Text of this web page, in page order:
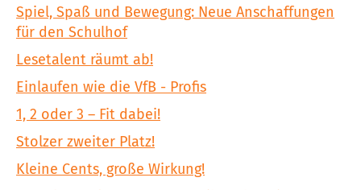
Spiel, Spaß und Bewegung: Neue Anschaffungen
für den Schulhof
Lesetalent räumt ab!
Einlaufen wie die VfB - Profis
1, 2 oder 3 – Fit dabei!
Stolzer zweiter Platz!
Kleine Cents, große Wirkung!